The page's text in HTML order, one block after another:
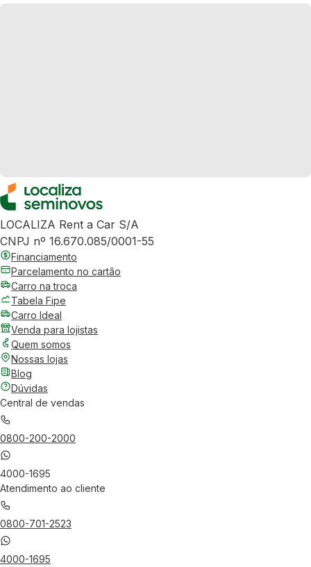
LOCALIZA Rent a Car S/A
CNPJ nº 16.670.085/0001-55
Financiamento
Parcelamento no cartão
Carro na troca
Tabela Fipe
Carro Ideal
Venda para lojistas
Quem somos
Nossas lojas
Blog
Dúvidas
Central de vendas
0800-200-2000
4000-1695
Atendimento ao cliente
0800-701-2523
4000-1695